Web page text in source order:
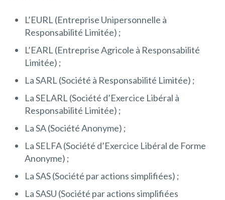
L’EURL (Entreprise Unipersonnelle à
Responsabilité Limitée) ;
L’EARL (Entreprise Agricole à Responsabilité
Limitée) ;
La SARL (Société à Responsabilité Limitée) ;
La SELARL (Société d’Exercice Libéral à
Responsabilité Limitée) ;
La SA (Société Anonyme) ;
La SELFA (Société d’Exercice Libéral de Forme
Anonyme) ;
La SAS (Société par actions simplifiées) ;
La SASU (Société par actions simplifiées